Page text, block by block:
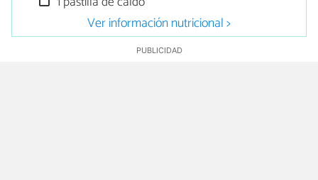
Ver información nutricional >